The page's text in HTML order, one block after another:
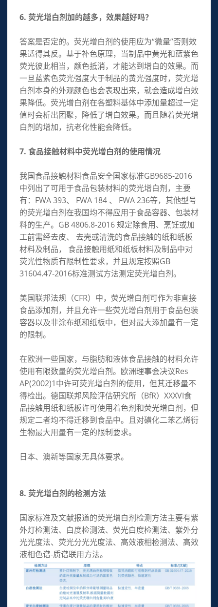
6. 荧光增白剂加的越多，效果越好吗？
答案是否定的。荧光增白剂的使用应为“微量”否则效
果适得其反。基于补色原理，当制品中黄光和蓝紫色
荧光彼此相当，颜色抵消，才能达到增白的效果。而
一旦蓝紫色荧光强度大于制品的黄光强度时，荧光增
白剂本身的外观颜色也会表现出来，就会造成增白效
果降低。荧光增白剂在各塑料基体中添加量超过一定
值时会析出团聚，降低了增白效果。而且随着荧光增
白剂的增加，抗老化性能会降低。
7. 食品接触材料中荧光增白剂的使用情况
我国食品接触材料食品安全国家标准GB9685-2016
中列出了可用于食品包装材料的荧光增白剂，主要
有：FWA 393、 FWA 184 、 FWA 236等，其他型号
的荧光增白剂在我国均不得应用于食品容器、包装材
料的生产。GB 4806.8-2016 规定除食用、烹饪或加
工前需经去皮、 去壳或清洗的食品接触的纸和纸板
材料及制品， 食品接触用纸和纸板材料及制品中对
荧光性物质有限制性要求，并且规定按照GB
31604.47-2016标准测试方法测定荧光增白剂。
美国联邦法规（CFR）中，荧光增白剂可作为非直接
食品添加剂，并且允许一些荧光增白剂用于食品包装
容器以及非涂布纸和纸板中，但对最大添加量有一定
的限制。
在欧洲一些国家，与脂肪和液体食品接触的材料允许
使用有限数量的荧光增白剂。欧洲理事会决议Res
AP(2002)1中许可荧光增白剂的使用，但其迁移量不
得检出。德国联邦风险评估研究所（BfR）XXXVI食
品接触用纸和纸板许可使用着色剂和荧光增白剂，但
规定二者均不得迁移到食品中。且对磺化二苯乙烯衍
生物最大用量有一定的限制要求。
日本、澳新等国家无具体要求。
8. 荧光增白剂的检测方法
国家标准及文献报道的荧光增白剂检测方法主要有紫
外灯检测法、白度检测法、荧光白度检测法、紫外分
光光度法、荧光分光光度法、高效液相检测法、高效
液相色谱-质谱联用方法。